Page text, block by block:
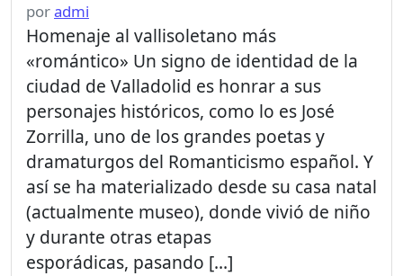
poradmi
Homenaje al vallisoletano más
«romántico» Un signo de identidad de la
ciudad de Valladolid es honrar a sus
personajes históricos, como lo es José
Zorrilla, uno de los grandes poetas y
dramaturgos del Romanticismo español. Y
así se ha materializado desde su casa natal
(actualmente museo), donde vivió de niño
y durante otras etapas
esporádicas, pasando […]